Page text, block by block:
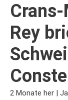
Rey
2 Monate her |